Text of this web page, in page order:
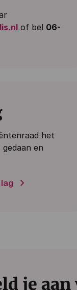
of bel 06-
het
en
je